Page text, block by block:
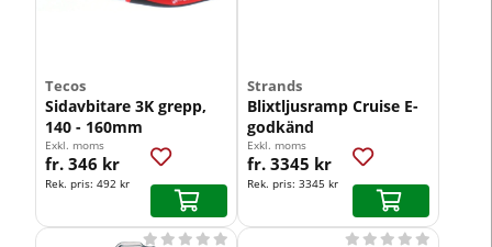
Tecos
Sidavbitare 3K grepp,
140 - 160mm
Exkl. moms
fr. 346 kr
Rek. pris: 492 kr
Strands
Blixtljusramp Cruise E-
godkänd
Exkl. moms
fr. 3345 kr
Rek. pris: 3345 kr
         